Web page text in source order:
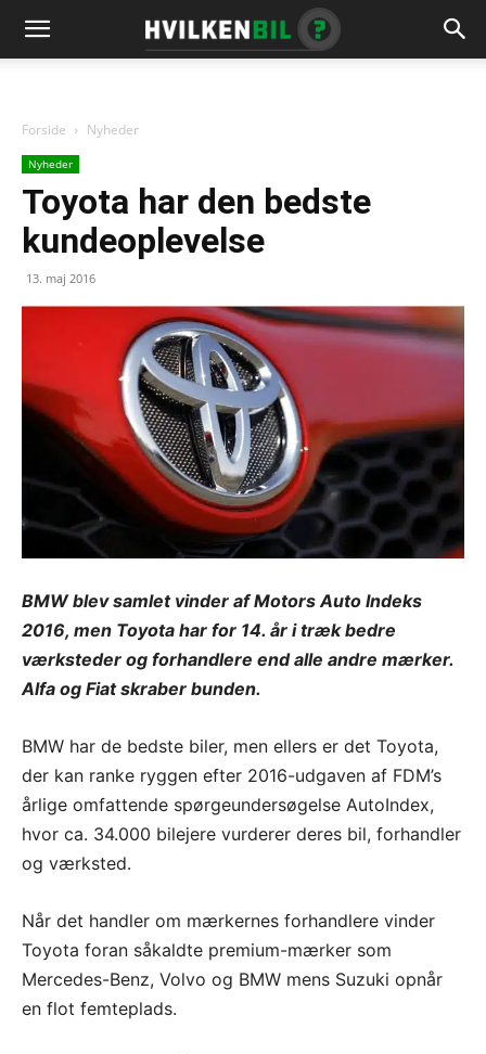
Forside Nyheder
Nyheder
Toyota har den bedste
kundeoplevelse
13. maj 2016
BMW blev samlet vinder af Motors Auto Indeks
2016, men Toyota har for 14. år i træk bedre
værksteder og forhandlere end alle andre mærker.
Alfa og Fiat skraber bunden.
BMW har de bedste biler, men ellers er det Toyota,
der kan ranke ryggen efter 2016-udgaven af FDM’s
årlige omfattende spørgeundersøgelse AutoIndex,
hvor ca. 34.000 bilejere vurderer deres bil, forhandler
og værksted.
Når det handler om mærkernes forhandlere vinder
Toyota foran såkaldte premium-mærker som
Mercedes-Benz, Volvo og BMW mens Suzuki opnår
en flot femteplads.